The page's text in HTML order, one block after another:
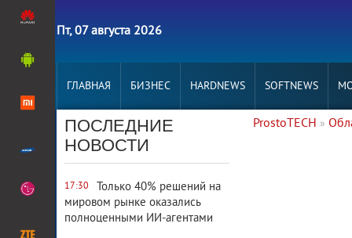
Пт, 07 августа 2026
ГЛАВНАЯ БИЗНЕС HARDNEWS SOFTNEWS
ПОСЛЕДНИЕ
НОВОСТИ
17:30
Только 40% решений на
мировом рынке оказались
полноценными ИИ-агентами
ProstoTECH »
5 591 0